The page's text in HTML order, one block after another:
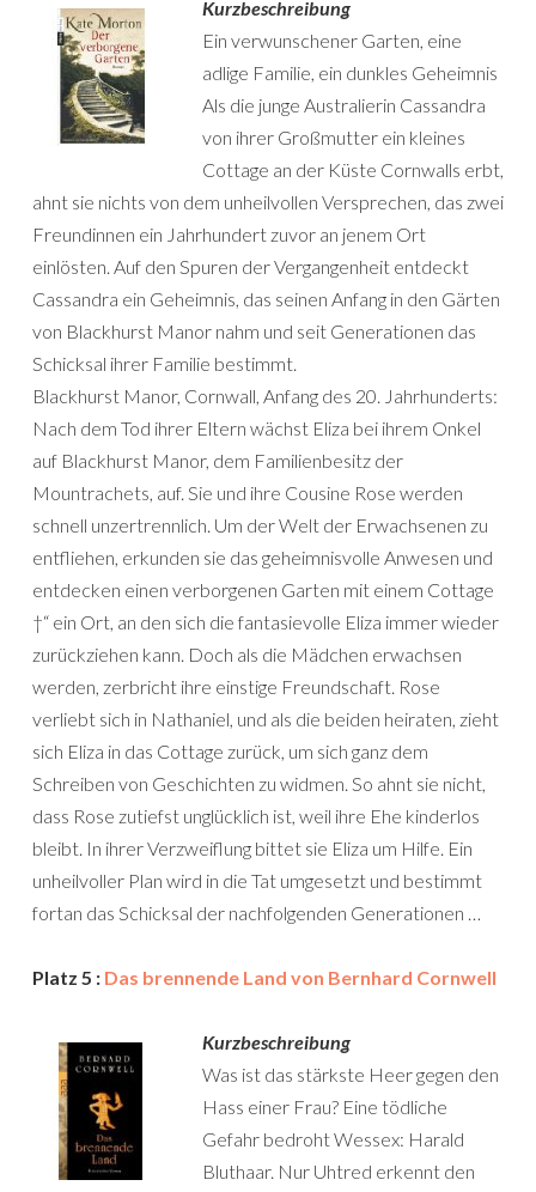
Kurzbeschreibung
Ein verwunschener Garten, eine
adlige Familie, ein dunkles Geheimnis
Als die junge Australierin Cassandra
von ihrer Großmutter ein kleines
Cottage an der Küste Cornwalls erbt,
ahnt sie nichts von dem unheilvollen Versprechen, das zwei
Freundinnen ein Jahrhundert zuvor an jenem Ort
einlösten. Auf den Spuren der Vergangenheit entdeckt
Cassandra ein Geheimnis, das seinen Anfang in den Gärten
von Blackhurst Manor nahm und seit Generationen das
Schicksal ihrer Familie bestimmt.
Blackhurst Manor, Cornwall, Anfang des 20. Jahrhunderts:
Nach dem Tod ihrer Eltern wächst Eliza bei ihrem Onkel
auf Blackhurst Manor, dem Familienbesitz der
Mountrachets, auf. Sie und ihre Cousine Rose werden
schnell unzertrennlich. Um der Welt der Erwachsenen zu
entfliehen, erkunden sie das geheimnisvolle Anwesen und
entdecken einen verborgenen Garten mit einem Cottage
†“ ein Ort, an den sich die fantasievolle Eliza immer wieder
zurückziehen kann. Doch als die Mädchen erwachsen
werden, zerbricht ihre einstige Freundschaft. Rose
verliebt sich in Nathaniel, und als die beiden heiraten, zieht
sich Eliza in das Cottage zurück, um sich ganz dem
Schreiben von Geschichten zu widmen. So ahnt sie nicht,
dass Rose zutiefst unglücklich ist, weil ihre Ehe kinderlos
bleibt. In ihrer Verzweiflung bittet sie Eliza um Hilfe. Ein
unheilvoller Plan wird in die Tat umgesetzt und bestimmt
fortan das Schicksal der nachfolgenden Generationen …
Platz 5 : Das brennende Land von Bernhard Cornwell
Kurzbeschreibung
Was ist das stärkste Heer gegen den
Hass einer Frau? Eine tödliche
Gefahr bedroht Wessex: Harald
Bluthaar. Nur Uhtred erkennt den